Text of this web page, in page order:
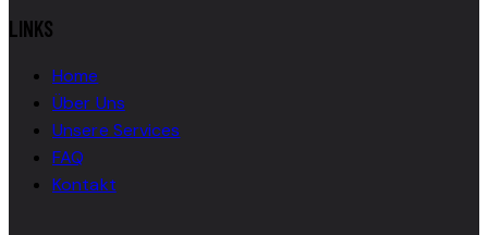
LINKS
Home
Über Uns
Unsere Services
FAQ
Kontakt